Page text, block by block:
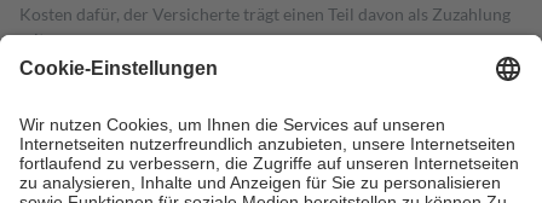
Kosten dafür, der Versicherte trägt einen Teil davon als Zuzahlung
mit.
Grundsätzlich leisten Mitglieder Zuzahlungen in Höhe von zehn
höchstens zehn Euro.
Es sind jedoch nie mehr als die tatsächlichen
Kosten der Leistung zu entrichten.
Diese Regeln gelten grundsätzlich auch für Online-Apotheken.
Bei Heilmitteln und häuslicher Krankenpflege beträgt die